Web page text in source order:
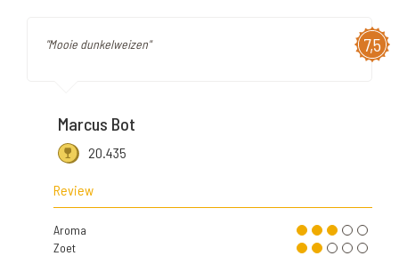
7,5
"Mooie dunkelweizen"
Marcus Bot
20.435
Review
Aroma
Zoet